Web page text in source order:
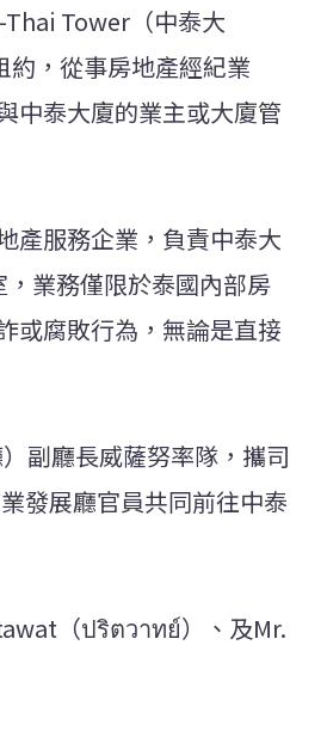
Tower（中泰大
約，從事房地產經紀業
中泰大廈的業主或大廈管
產服務企業，負責中泰大
業務僅限於泰國內部房
或腐敗行為，無論是直接
副廳長威薩努率隊，攜司
發展廳官員共同前往中泰
（ปริตวาทย์）、及Mr.